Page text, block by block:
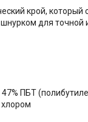
крой,
для
ПБТ
хлором